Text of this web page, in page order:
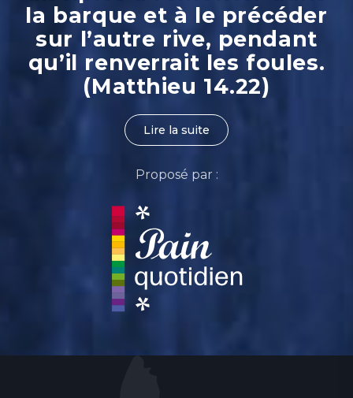
la barque et à le précéder
sur l’autre rive, pendant
qu’il renverrait les foules.
(Matthieu 14.22)
Lire la suite
Proposé par :